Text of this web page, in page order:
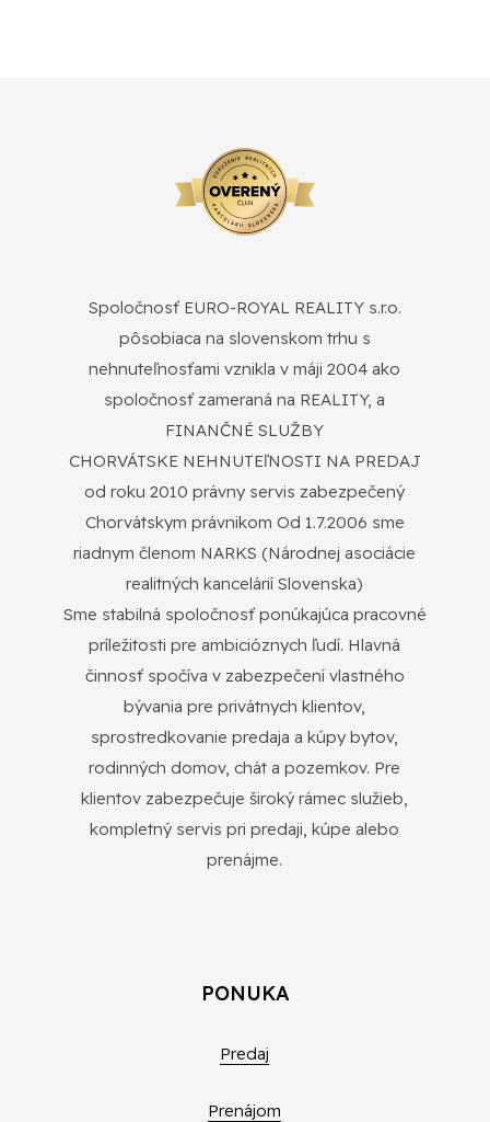
Spoločnosť EURO-ROYAL REALITY s.r.o.
pôsobiaca na slovenskom trhu s
nehnuteľnosťami vznikla v máji 2004 ako
spoločnosť zameraná na REALITY, a
FINANČNÉ SLUŽBY
CHORVÁTSKE NEHNUTEľNOSTI NA PREDAJ
od roku 2010 právny servis zabezpečený
Chorvátskym právnikom Od 1.7.2006 sme
riadnym členom NARKS (Národnej asociácie
realitných kancelárií Slovenska)
Sme stabilná spoločnosť ponúkajúca pracovné
príležitosti pre ambicióznych ľudí. Hlavná
činnosť spočíva v zabezpečení vlastného
bývania pre privátnych klientov,
sprostredkovanie predaja a kúpy bytov,
rodinných domov, chát a pozemkov. Pre
klientov zabezpečuje široký rámec služieb,
kompletný servis pri predaji, kúpe alebo
prenájme.
PONUKA
Predaj
Prenájom